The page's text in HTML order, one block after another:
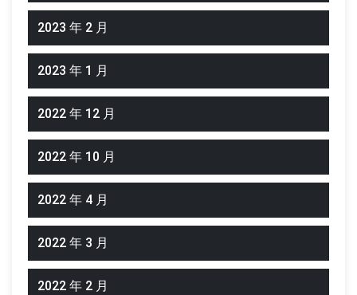
2023 年 2 月
2023 年 1 月
2022 年 12 月
2022 年 10 月
2022 年 4 月
2022 年 3 月
2022 年 2 月